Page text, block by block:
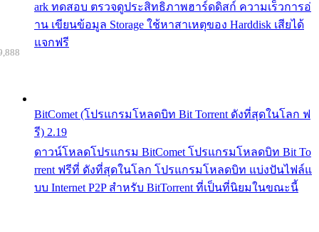
ark ทดสอบ ตรวจดูประสิทธิภาพฮาร์ดดิสก์ ความเร็วการอ่
าน เขียนข้อมูล Storage ใช้หาสาเหตุของ Harddisk เสียได้
แจกฟรี
BitComet (โปรแกรมโหลดบิท Bit Torrent ดังที่สุดในโลก ฟ
รี) 2.19
ดาวน์โหลดโปรแกรม BitComet โปรแกรมโหลดบิท Bit To
rrent ฟรีที่ ดังที่สุดในโลก โปรแกรมโหลดบิท แบ่งปันไฟล์แ
บบ Internet P2P สำหรับ BitTorrent ที่เป็นที่นิยมในขณะนี้